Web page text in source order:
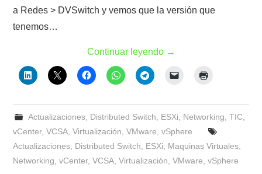
a Redes > DVSwitch y vemos que la versión que
tenemos…
Continuar leyendo →
Actualizaciones, Distributed Switch ESXi Networking TIC,
vCenter,VCSA ,Virtualización ,VMware ,vSphere
Actualizaciones Distributed Switch ESXi Maquinas Virtuales
Networking ,vCenter,VCSA ,Virtualización ,VMware ,vSphere